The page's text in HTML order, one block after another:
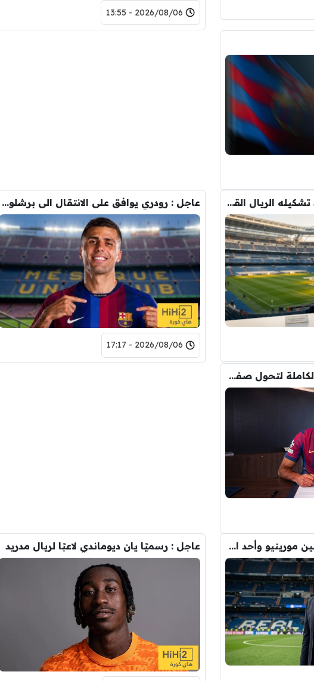
2026/08/06 - 13:55
” مهزلة في مدريد ” شاهد تشكيله الريال القادمه لاكتساح المركز الثاني عاجل : رودري يوافق على الانتقال الى برشلونة.. 3 أسباب وراء قراره
2026/08/06 - 17:17
تفاصيل صادمة.. القصة الكاملة لتحول صفقة رودري من ريال مدريد الى برشلونة
تبادل شتائم و خلاف حاد بين مورينيو وأحد افراد ادارة ريال مدريد بعد انهيار صفقة رودري عاجل : رسميًا يان ديوماندي لاعبًا لريال مدريد